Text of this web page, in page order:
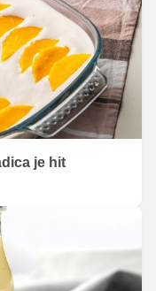
je hit